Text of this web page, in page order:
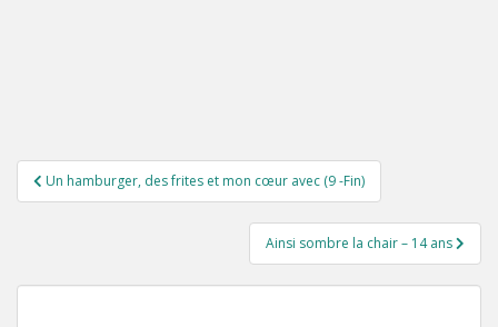
Un hamburger, des frites et mon cœur avec (9 -Fin)
Ainsi sombre la chair – 14 ans